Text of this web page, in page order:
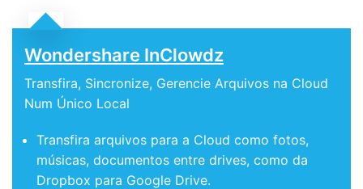
Wondershare InClowdz
Transfira, Sincronize, Gerencie Arquivos na Cloud
Num Único Local
Transfira arquivos para a Cloud como fotos,
músicas, documentos entre drives, como da
Dropbox para Google Drive.